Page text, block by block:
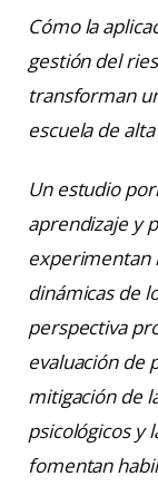
Cómo la
gestión del
transforman
escuela de
Un estudio
aprendizaje y
experimentan
dinámicas de
perspectiva
evaluación de
mitigación de
psicológicos y
fomentan